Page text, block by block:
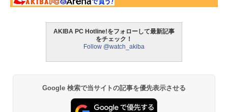
AKIBA PC Hotline!をフォローして最新記事
をチェック！
Follow @watch_akiba
Google 検索で当サイトの記事を優先表示させる